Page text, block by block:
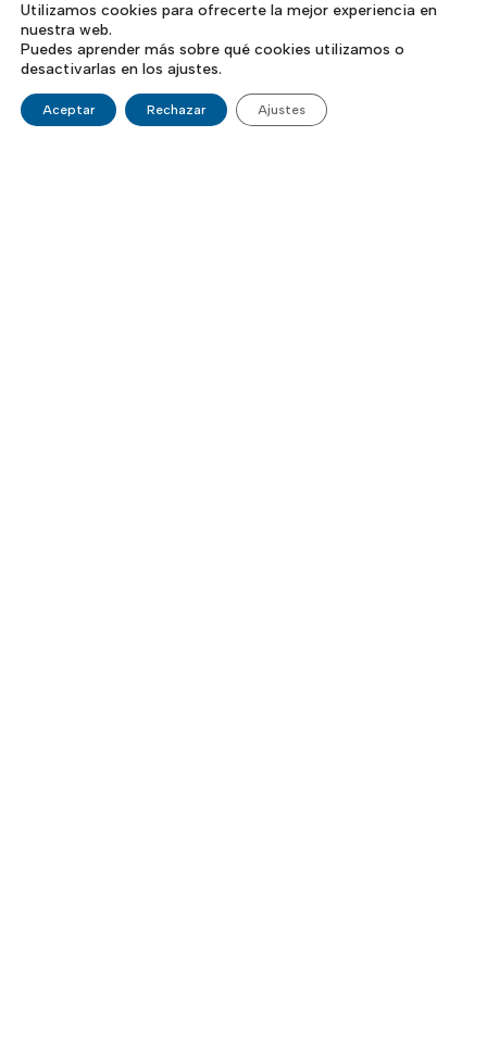
Utilizamos cookies para ofrecerte la mejor experiencia en
nuestra web.
Puedes aprender más sobre qué cookies utilizamos o
desactivarlas en los ajustes.
Aceptar Rechazar Ajustes